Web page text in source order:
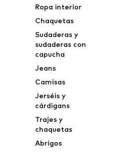
Ropa interior
Chaquetas
Sudaderas y
sudaderas con
capucha
Jeans
Camisas
Jerséis y
cárdigans
Trajes y
chaquetas
Abrigos